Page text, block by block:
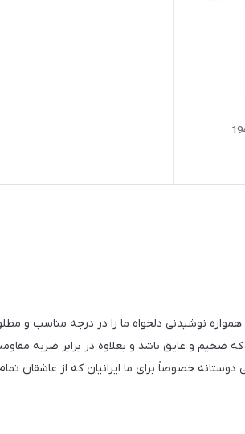
نوشیدنی دلخواه ما را در درجه مناسب و
و عایق باشد و بعلاوه در برابر ضربه
خصوصاً برای ما ایرانیان که از عاشقان